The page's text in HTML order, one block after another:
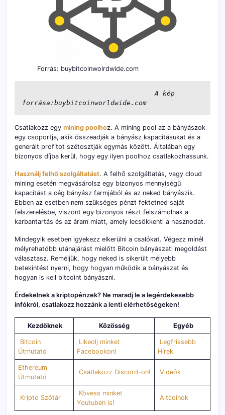
Forrás: buybitcoinwolrdwide.com
                                 A kép
forrása:buybitcoinworldwide.com
Csatlakozz egy mining poolhoz. A mining pool az a bányászok
egy csoportja, akik összeadják a bányász kapacitásukat és a
generált profitot szétosztják egymás között. Általában egy
bizonyos díjba kerül, hogy egy ilyen poolhoz csatlakozhassunk.
Használj felhő szolgáltatást. A felhő szolgáltatás, vagy cloud
mining esetén megvásárolsz egy bizonyos mennyiségű
kapacitást a cég bányász farmjából és az neked bányászik.
Ebben az esetben nem szükséges pénzt fektetned saját
felszerelésbe, viszont egy bizonyos részt felszámolnak a
karbantartás és az áram miatt, amely lecsökkenti a hasznodat.
Mindegyik esetben igyekezz elkerülni a csalókat. Végezz minél
mélyrehatóbb utánajárást mielőtt Bitcoin bányászati megoldást
választasz. Reméljük, hogy neked is sikerült mélyebb
betekintést nyerni, hogy hogyan működik a bányászat és
hogyan is kell bitcoint bányászni.
Érdekelnek a kriptopénzek? Ne maradj le a legérdekesebb
infókról, csatlakozz hozzánk a lenti elérhetőségeken!
Kezdőknek Közösség Egyéb
Bitcoin
Útmutató
Likeolj minket
Facebookon!
Legfrissebb
Hírek
Ethereum
Útmutató
Csatlakozz Discord-on! Videók
Kripto Szótár
Kövess minket
Youtuben is!
Altcoinok